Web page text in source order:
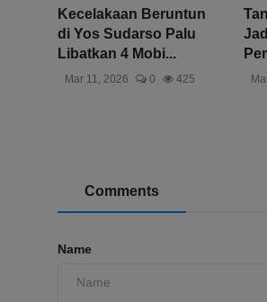
Kecelakaan Beruntun
di Yos Sudarso Palu
Libatkan 4 Mobi...
Mar 11, 2026 0 425
Comments
Name